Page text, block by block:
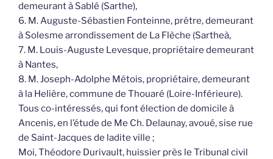
demeurant à Sablé (Sarthe),
6. M. Auguste-Sébastien Fonteinne, prêtre, demeurant
à Solesme arrondissement de La Flèche (Sartheà,
7. M. Louis-Auguste Levesque, propriétaire demeurant
à Nantes,
8. M. Joseph-Adolphe Métois, propriétaire, demeurant
à la Helière, commune de Thouaré (Loire-Inférieure).
Tous co-intéressés, qui font élection de domicile à
Ancenis, en l’étude de Me Ch. Delaunay, avoué, sise rue
de Saint-Jacques de ladite ville ;
Moi, Théodore Durivault, huissier près le Tribunal civil